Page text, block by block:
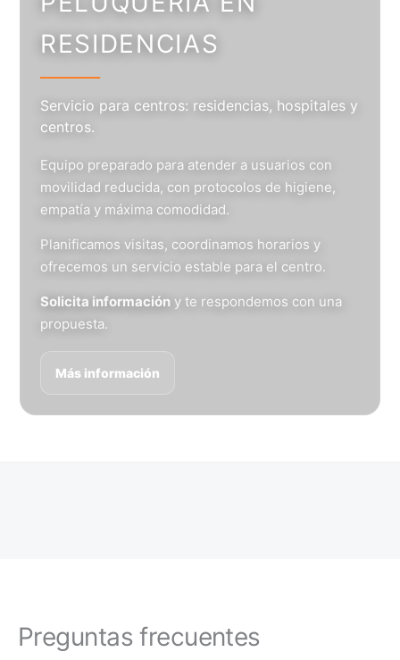
RESIDENCIAS
Servicio para centros: residencias, hospitales y
centros.
Equipo preparado para atender a usuarios con
movilidad reducida, con protocolos de higiene,
empatía y máxima comodidad.
Planificamos visitas, coordinamos horarios y
ofrecemos un servicio estable para el centro.
Solicita información y te respondemos con una
propuesta.
Más información
Preguntas frecuentes